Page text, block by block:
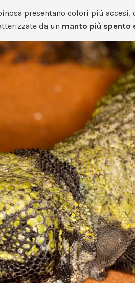
presentano colori più accesi,
da un manto più spento